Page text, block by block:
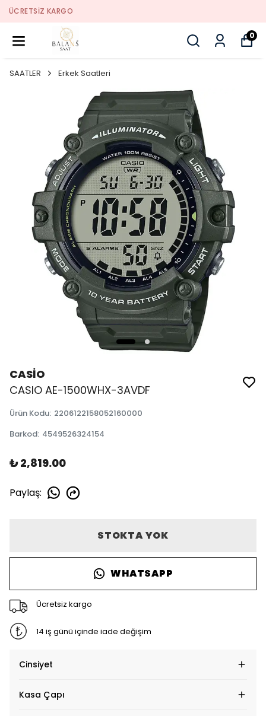
0
SAATLER Erkek Saatleri
CASİO
CASIO AE-1500WHX-3AVDF
Ürün Kodu: 2206122158052160000
Barkod: 4549526324154
₺ 2,819.00
Paylaş:
STOKTA YOK
WHATSAPP
Ücretsiz kargo
14 iş günü içinde iade değişim
Cinsiyet
Kasa Çapı